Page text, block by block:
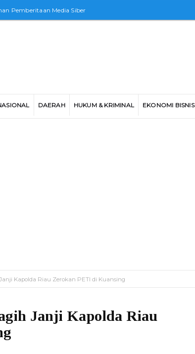
Pemberitaan Media Siber
DAERAH HUKUM & KRIMINAL EKONOMI BISNIS
Kapolda Riau Zerokan PETI di Kuansing
Janji Kapolda Riau